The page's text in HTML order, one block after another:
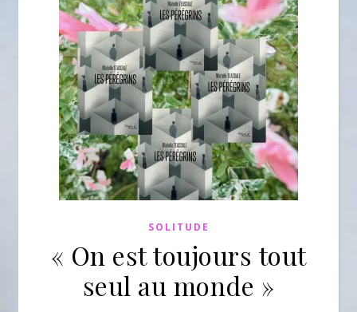
SOLITUDE
« On est toujours tout
seul au monde »